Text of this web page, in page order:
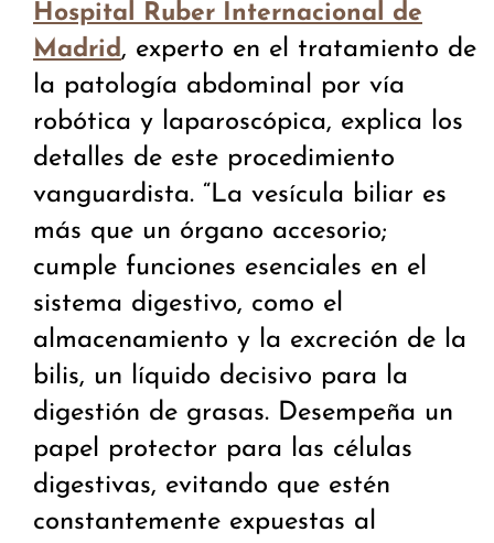
Hospital Ruber Internacional de
Madrid, experto en el tratamiento de
la patología abdominal por vía
robótica y laparoscópica, explica los
detalles de este procedimiento
vanguardista. “La vesícula biliar es
más que un órgano accesorio;
cumple funciones esenciales en el
sistema digestivo, como el
almacenamiento y la excreción de la
bilis, un líquido decisivo para la
digestión de grasas. Desempeña un
papel protector para las células
digestivas, evitando que estén
constantemente expuestas al